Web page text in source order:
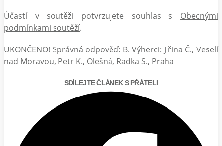
Účastí v soutěži potvrzujete souhlas s Obecnými
podmínkami soutěží.
UKONČENO! Správná odpověď: B. Výherci: Jiřina Č., Veselí
nad Moravou, Petr K., Olešná, Radka S., Praha
SDÍLEJTE ČLÁNEK S PŘÁTELI